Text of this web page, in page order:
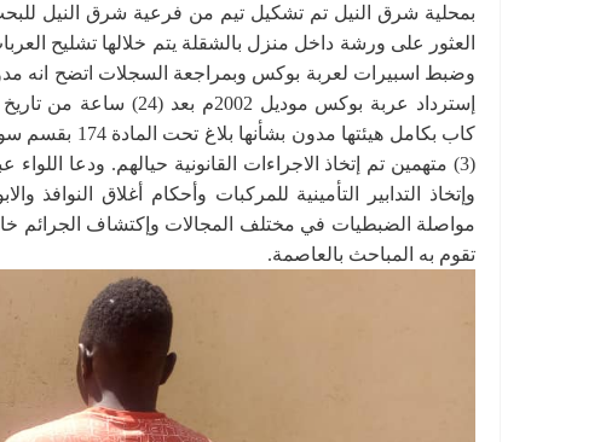
بمحلية شرق النيل تم تشكيل تيم من فرعية شرق النيل
وضبط اسبيرات لعربة بوكس وبمراجعة السجلات اتضح انه
إسترداد عربة بوكس
(3) متهمين تم إتخاذ الاجراءات القانونية حيالهم. ودعا
وإتخاذ التدابير التأمينية للمركبات وأحكام أغلاق
مواصلة الضبطيات في مختلف المجالات وإكتشاف الجرائم
تقوم به المباحث بالعاصمة.